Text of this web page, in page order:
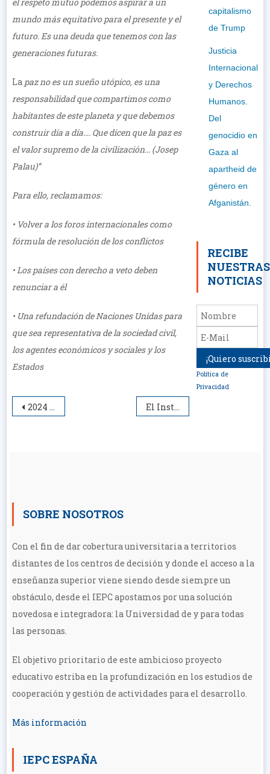
mundo más equitativo para el presente y el
futuro. Es una deuda que tenemos con las
generaciones futuras.
Lapaz no es un sueño utópico, es una
responsabilidad que compartimos como
habitantes de este planeta y que debemos
construir día a día…. Que dicen que la paz es
el valor supremo de la civilización… (Josep
Palau)”
Para ello, reclamamos:
• Volver a los foros internacionales como
fórmula de resolución de los conflictos
• Los países con derecho a veto deben
renunciar a él
• Una refundación de Naciones Unidas para
que sea representativa de la sociedad civil,
los agentes económicos y sociales y los
Estados
Navegación
2024 Congreso Paz y Educación | 7,8 y 9 de noviembre El Instituto de Estudios para la Paz y la Cooperación presenta el martes 30 de abril a las 11h en el IES de Llanera el Juego de la Pirámide del odio.
capitalismo
de Trump
Justicia
Internacional
y Derechos
Humanos.
Del
genocidio en
Gaza al
apartheid de
género en
Afganistán.
RECIBE
NUESTRAS
NOTICIAS
Política de
Privacidad
SOBRE NOSOTROS
Con el fin de dar cobertura universitaria a territorios
distantes de los centros de decisión y donde el acceso a la
enseñanza superior viene siendo desde siempre un
obstáculo, desde el IEPC apostamos por una solución
novedosa e integradora: la Universidad de y para todas
las personas.
El objetivo prioritario de este ambicioso proyecto
educativo estriba en la profundización en los estudios de
cooperación y gestión de actividades para el desarrollo.
Más información
IEPC ESPAÑA